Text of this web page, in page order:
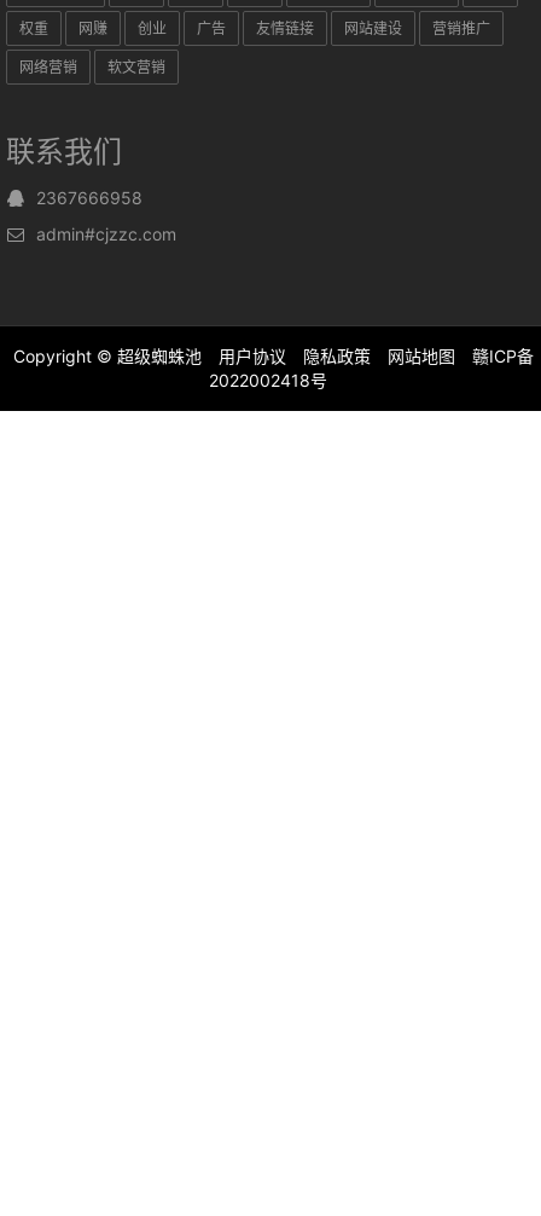
权重 网赚 创业 广告 友情链接 网站建设 营销推广
网络营销 软文营销
联系我们
2367666958
admin#cjzzc.com
Copyright © 超级蜘蛛池 用户协议 隐私政策 网站地图
赣ICP备
2022002418号